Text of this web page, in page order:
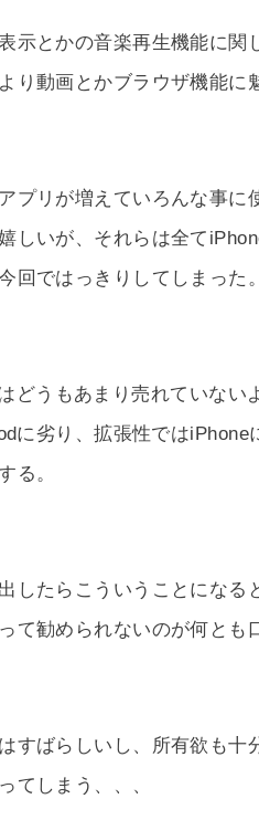
示とかの音楽再生機能に関
り動画とかブラウザ機能に
プリが増えていろんな事
しいが、それらは全て
回ではっきりしてしまった。
どうもあまり売れていな
に劣り、拡張性では
る。
したらこういうことになる
て勧められないのが何とも
すばらしいし、所有欲も十
てしまう、、、